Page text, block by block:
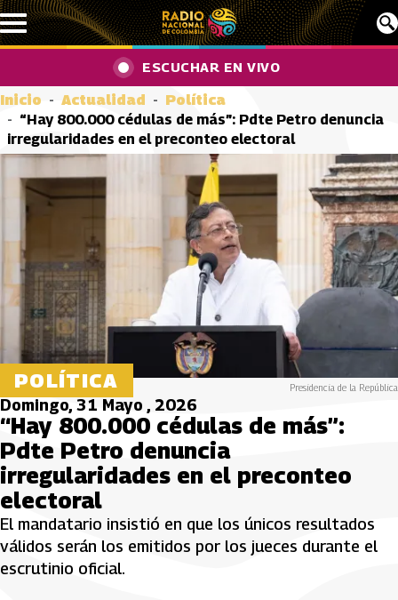
Pasar al contenido principal
ESCUCHAR EN VIVO
Inicio Actualidad
Política
“Hay 800.000 cédulas de más”: Pdte Petro denuncia
irregularidades en el preconteo electoral
POLÍTICA Presidencia de la República
Domingo, 31 Mayo , 2026
“Hay 800.000 cédulas de más”:
Pdte Petro denuncia
irregularidades en el preconteo
electoral
El mandatario insistió en que los únicos resultados
válidos serán los emitidos por los jueces durante el
escrutinio oficial.